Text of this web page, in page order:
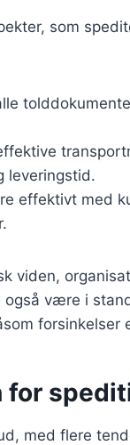
som
leveringstid.
effektivt med
viden,
være i
forsinkelser
for
med flere